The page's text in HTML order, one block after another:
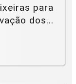
para
dos...